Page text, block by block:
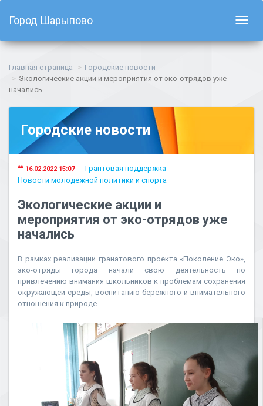
Город Шарыпово
Главная страница
Городские новости
Экологические акции и мероприятия от эко-отрядов уже
начались
Городские новости
16.02.2022 15:07
Грантовая поддержка
Новости молодежной политики и спорта
Экологические акции и
мероприятия от эко-отрядов уже
начались
В рамках реализации гранатового проекта «Поколение Эко»,
эко-отряды города начали свою деятельность по
привлечению внимания школьников к проблемам сохранения
окружающей среды, воспитанию бережного и внимательного
отношения к природе.